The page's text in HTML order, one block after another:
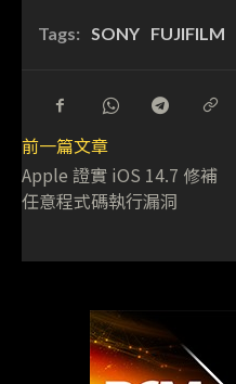
Tags: SONY FUJIFILM
前一篇文章
Apple 證實 iOS 14.7 修補
任意程式碼執行漏洞